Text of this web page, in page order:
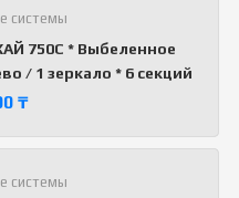
системы
750С * Выбеленное
/ 1 зеркало * 6 секций
₸
системы